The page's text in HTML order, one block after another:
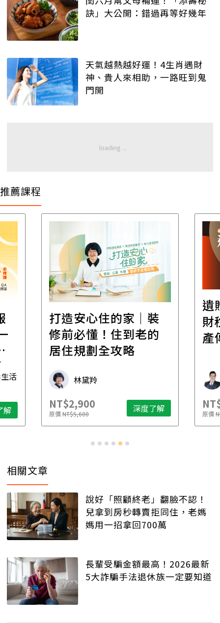
訣」大公開：錯過再等好幾年
天氣越熱越好運！4生肖遇財
神、貴人來相助，一路旺到鬼
門開
推薦課程
活
解
打造安心住的家｜裝
修前必懂！住到老的
居住規劃全攻略
林黛羚
NT$2,900
原價NT$5,600 深度了解
遺
財
產
原價
相關文章
說好「照顧終老」翻臉不認！
兒拿到房秒轉賣拒同住，老媽
媽用一招拿回700萬
長輩受騙金額最高！2026最新
5大詐騙手法退休族一定要知道